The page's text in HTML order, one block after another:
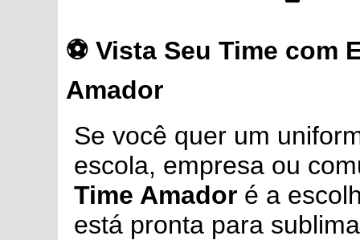
⚽ Vista Seu Time com
Amador
Se você quer um
escola, empresa ou
Time Amador é a
está pronta para